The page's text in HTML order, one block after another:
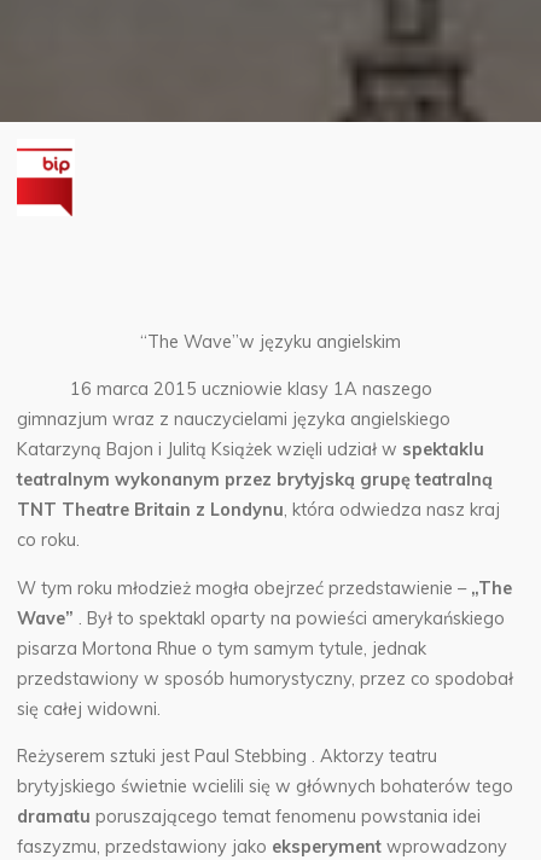
“The Wave”w języku angielskim
16 marca 2015 uczniowie klasy 1A naszego
gimnazjum wraz z nauczycielami języka angielskiego
Katarzyną Bajon i Julitą Książek wzięli udział w spektaklu
teatralnym wykonanym przez brytyjską grupę teatralną
TNT Theatre Britain z Londynu, która odwiedza nasz kraj
co roku.
W tym roku młodzież mogła obejrzeć przedstawienie – „The
Wave” . Był to spektakl oparty na powieści amerykańskiego
pisarza Mortona Rhue o tym samym tytule, jednak
przedstawiony w sposób humorystyczny, przez co spodobał
się całej widowni.
Reżyserem sztuki jest Paul Stebbing . Aktorzy teatru
brytyjskiego świetnie wcielili się w głównych bohaterów tego
dramatu poruszającego temat fenomenu powstania idei
faszyzmu, przedstawiony jako eksperyment wprowadzony